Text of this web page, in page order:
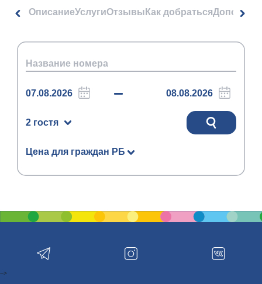
ОписаниеУслугиОтзывы Как добраться
2 гостя
Цена для граждан РБ
-->